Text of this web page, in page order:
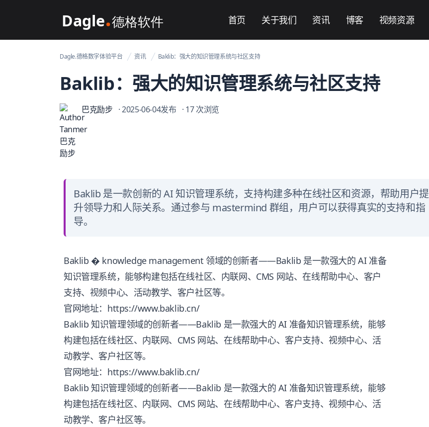
Dagle@数字体验管理 首页 关于我们 资讯 博客 视频资源
Dagle.德格数字体验平台 资讯 Baklib：强大的知识管理系统与社区支持
Baklib：强大的知识管理系统与社区支持
巴克励步 · 2025-06-04发布 · 17 次浏览
Baklib 是一款创新的 AI 知识管理系统，支持构建多种在线社区和资源，帮助用户提
升领导力和人际关系。通过参与 mastermind 群组，用户可以获得真实的支持和指
导。
Baklib � knowledge management 领域的创新者——Baklib 是一款强大的 AI 准备
知识管理系统，能够构建包括在线社区、内联网、CMS 网站、在线帮助中心、客户
支持、视频中心、活动教学、客户社区等。
官网地址：https://www.baklib.cn/
Baklib 知识管理领域的创新者——Baklib 是一款强大的 AI 准备知识管理系统，能够
构建包括在线社区、内联网、CMS 网站、在线帮助中心、客户支持、视频中心、活
动教学、客户社区等。
官网地址：https://www.baklib.cn/
Baklib 知识管理领域的创新者——Baklib 是一款强大的 AI 准备知识管理系统，能够
构建包括在线社区、内联网、CMS 网站、在线帮助中心、客户支持、视频中心、活
动教学、客户社区等。